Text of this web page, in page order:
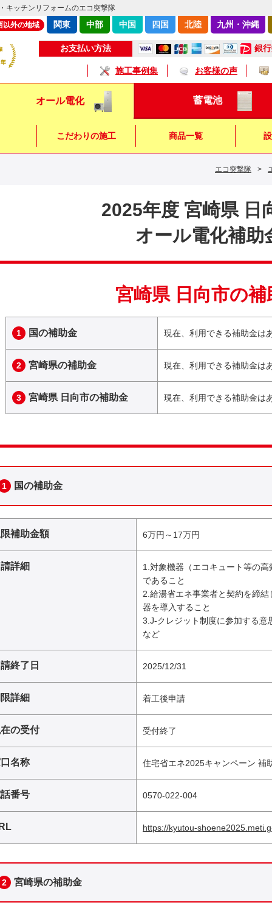
キッチンリフォームのエコ突撃隊
お支払い方法 銀
施工事例集 お客様の声
以外の地域 関東 中部 中国 四国 北陸 九州・沖縄
オール電化 蓄電池
こだわりの施工 商品一覧
エコ突撃隊 >
2025年度 宮崎県 日
オール電化補助
宮崎県 日向市の補
1 国の補助金 現在、利用できる補助金は
2 宮崎県の補助金 現在、利用できる補助金は
3 宮崎県 日向市の補助金 現在、利用できる補助金は
1 国の補助金
補助金額 6万円～17万円
詳細
1.対象機器（エコキュート等の
であること
2.給湯省エネ事業者と契約を締
器を導入すること
3.J-クレジット制度に参加する意
など
終了日 2025/12/31
詳細 着工後申請
の受付 受付終了
名称 住宅省エネ2025キャンペーン 補
番号 0570-022-004
https://kyutou-
2 宮崎県の補助金